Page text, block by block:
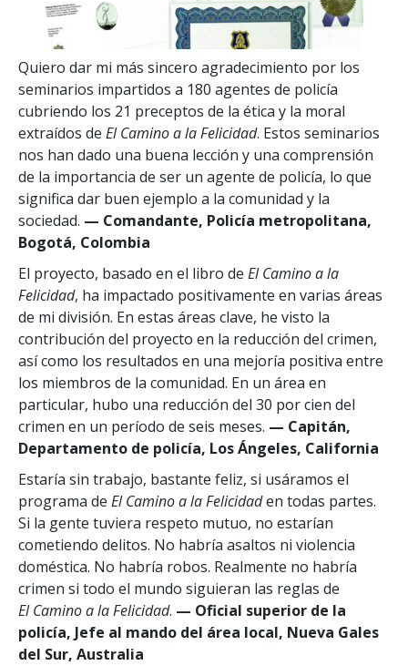
Quiero dar mi más sincero agradecimiento por los
seminarios impartidos a 180 agentes de policía
cubriendo los 21 preceptos de la ética y la moral
extraídos de El Camino a la Felicidad. Estos seminarios
nos han dado una buena lección y una comprensión
de la importancia de ser un agente de policía, lo que
significa dar buen ejemplo a la comunidad y la
sociedad. — Comandante, Policía metropolitana,
Bogotá, Colombia
El proyecto, basado en el libro de El Camino a la
Felicidad, ha impactado positivamente en varias áreas
de mi división. En estas áreas clave, he visto la
contribución del proyecto en la reducción del crimen,
así como los resultados en una mejoría positiva entre
los miembros de la comunidad. En un área en
particular, hubo una reducción del 30 por cien del
crimen en un período de seis meses. — Capitán,
Departamento de policía, Los Ángeles, California
Estaría sin trabajo, bastante feliz, si usáramos el
programa de El Camino a la Felicidaden todas partes.
Si la gente tuviera respeto mutuo, no estarían
cometiendo delitos. No habría asaltos ni violencia
doméstica. No habría robos. Realmente no habría
crimen si todo el mundo siguieran las reglas de
El Camino a la Felicidad. — Oficial superior de la
policía, Jefe al mando del área local, Nueva Gales
del Sur, Australia